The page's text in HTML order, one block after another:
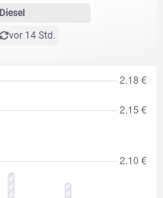
Diesel
vor 14 Std.